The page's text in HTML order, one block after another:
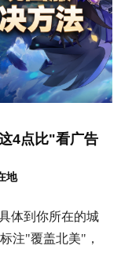
4点比"看广告
地
体到你所在的城
注"覆盖北美"，